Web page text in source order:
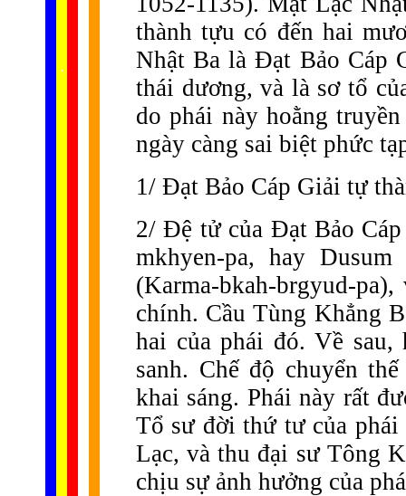
.
thành tựu có đến hai
Nhật Ba là Đạt Bảo Cáp
thái dương, và là sơ tổ
do phái này hoằng
ngày càng sai biệt phức
1/ Đạt Bảo Cáp Giải tự
2/ Đệ tử của Đạt Bảo
mkhyen-pa, hay
(Karma-bkah-brgyud-
chính. Cầu Tùng Khẳng
hai của phái đó. Về sau,
sanh. Chế độ chuyển
khai sáng. Phái này rất
Tổ sư đời thứ tư của
Lạc, và thu đại sư Tông
chịu sự ảnh hưởng của